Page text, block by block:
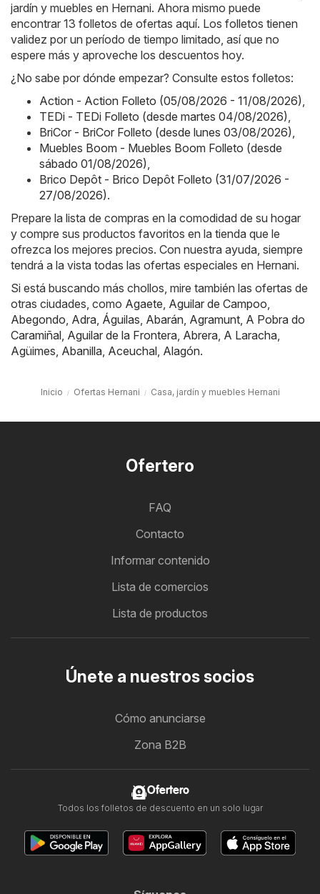
jardín y muebles en Hernani. Ahora mismo puede
encontrar 13 folletos de ofertas aquí. Los folletos tienen
validez por un período de tiempo limitado, así que no
espere más y aproveche los descuentos hoy.
¿No sabe por dónde empezar? Consulte estos folletos:
Action - Action Folleto (05/08/2026 - 11/08/2026),
TEDi - TEDi Folleto (desde martes 04/08/2026),
BriCor - BriCor Folleto (desde lunes 03/08/2026),
Muebles Boom - Muebles Boom Folleto (desde
sábado 01/08/2026),
Brico Depôt - Brico Depôt Folleto (31/07/2026 -
27/08/2026).
Prepare la lista de compras en la comodidad de su hogar
y compre sus productos favoritos en la tienda que le
ofrezca los mejores precios. Con nuestra ayuda, siempre
tendrá a la vista todas las ofertas especiales en Hernani.
Si está buscando más chollos, mire también las ofertas de
otras ciudades, como Agaete, Aguilar de Campoo,
Abegondo, Adra, Águilas, Abarán, Agramunt, A Pobra do
Caramiñal, Aguilar de la Frontera, Abrera, A Laracha,
Agüimes, Abanilla, Aceuchal, Alagón.
Inicio Ofertas Hernani Casa, jardín y muebles Hernani
Ofertero
FAQ
Contacto
Informar contenido
Lista de comercios
Lista de productos
Únete a nuestros socios
Cómo anunciarse
Zona B2B
Ofertero
Todos los folletos de descuento en un solo lugar